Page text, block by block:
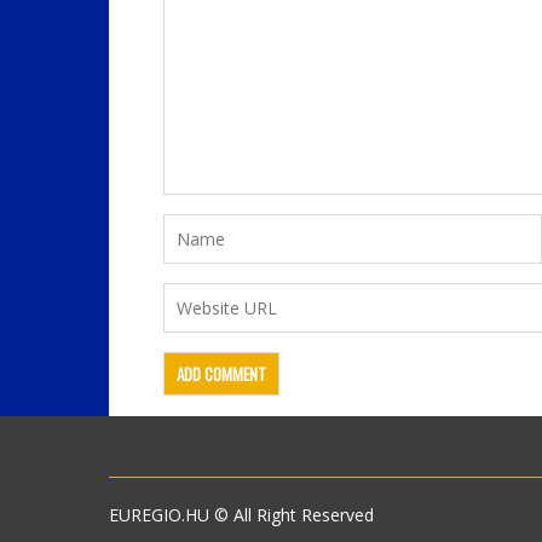
EUREGIO.HU © All Right Reserved